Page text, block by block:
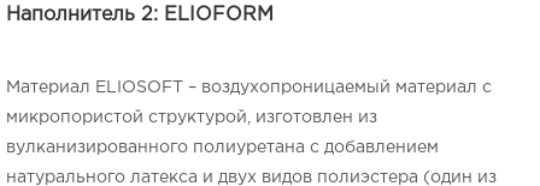
Наполнитель 2: ELIOFORM
Материал ELIOSOFT – воздухопроницаемый материал с
микропористой структурой, изготовлен из
вулканизированного полиуретана с добавлением
натурального латекса и двух видов полиэстера (один из